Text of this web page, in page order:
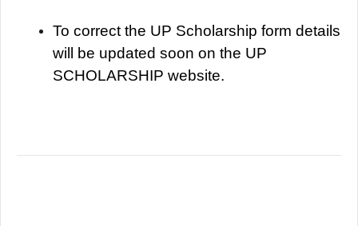
To correct the UP Scholarship form details
will be updated soon on the UP
SCHOLARSHIP website.